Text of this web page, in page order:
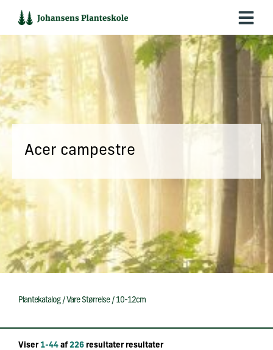
indholdet
Acer campestre
Plantekatalog/Vare Størrelse/ 10-12cm
Viser1-44 af 226 resultater resultater